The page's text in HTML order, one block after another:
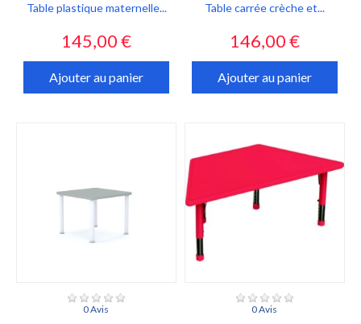
Table plastique maternelle...
Prix
145,00 €
Ajouter au panier
Table carrée crèche et...
Prix
146,00 €
Ajouter au panier
0 Avis 0 Avis